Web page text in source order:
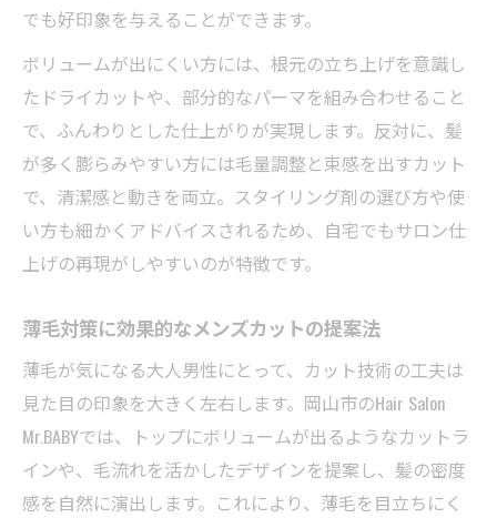
でも好印象を与えることができます。
ボリュームが出にくい方には、根元の立ち上げを意識し
たドライカットや、部分的なパーマを組み合わせること
で、ふんわりとした仕上がりが実現します。反対に、髪
が多く膨らみやすい方には毛量調整と束感を出すカット
で、清潔感と動きを両立。スタイリング剤の選び方や使
い方も細かくアドバイスされるため、自宅でもサロン仕
上げの再現がしやすいのが特徴です。
薄毛対策に効果的なメンズカットの提案法
薄毛が気になる大人男性にとって、カット技術の工夫は
見た目の印象を大きく左右します。岡山市のHair Salon
Mr.BABYでは、トップにボリュームが出るようなカットラ
インや、毛流れを活かしたデザインを提案し、髪の密度
感を自然に演出します。これにより、薄毛を目立ちにく